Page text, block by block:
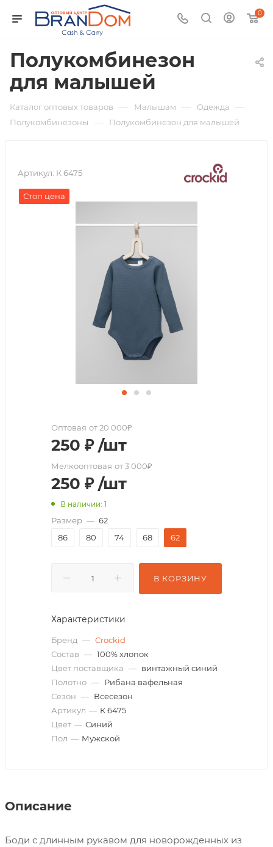
0
Полукомбинезон
для малышей
Каталог оптовых товаров — Малышам — Одежда —
Полукомбинезоны — Полукомбинезон для малышей
Артикул: К 6475
Стоп цена
Оптовая от 20 000₽
250 ₽ /шт
Мелкооптовая от 3 000₽
250 ₽ /шт
В наличии: 1
Размер — 62
86
80 74 68 62
В КОРЗИНУ
Характеристики
Бренд — Crockid
Состав — 100% хлопок
Цвет поставщика — винтажный синий
Полотно — Рибана вафельная
Сезон — Всесезон
Артикул — К 6475
Цвет — Синий
Пол — Мужской
Описание
Боди с длинным рукавом для новорожденных из